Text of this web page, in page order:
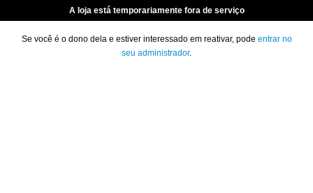
A loja está temporariamente fora de serviço
Se você é o dono dela e estiver interessado em reativar, pode entrar no
seu administrador.